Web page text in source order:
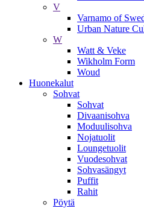
V
Varnamo of
Urban Nature
W
Watt & Veke
Wikholm Form
Woud
Huonekalut
Sohvat
Sohvat
Divaanisohva
Moduulisohva
Nojatuolit
Loungetuolit
Vuodesohvat
Sohvasängyt
Puffit
Rahit
Pöytä